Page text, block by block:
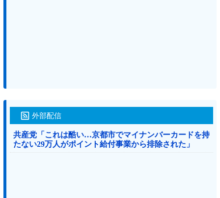
外部配信
共産党「これは酷い…京都市でマイナンバーカードを持
たない29万人がポイント給付事業から排除された」